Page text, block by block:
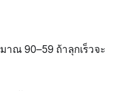
ณ 90–59 ถ้าลุกเร็วจะ